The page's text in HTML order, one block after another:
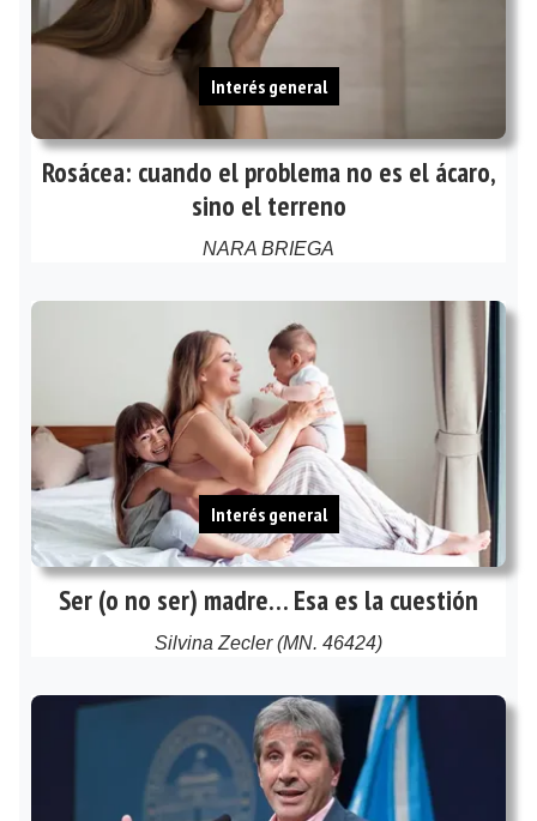
Rosácea: cuando el problema no es el ácaro,
sino el terreno
NARA BRIEGA
Interés general
Ser (o no ser) madre… Esa es la cuestión
Silvina Zecler (MN. 46424)
Interés general